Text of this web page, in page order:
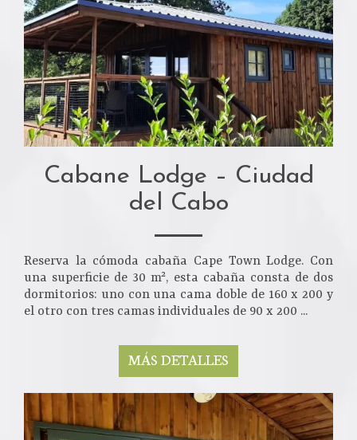
Cabane Lodge – Ciudad
del Cabo
Reserva la cómoda cabaña Cape Town Lodge. Con
una superficie de 30 m², esta cabaña consta de dos
dormitorios: uno con una cama doble de 160 x 200 y
el otro con tres camas individuales de 90 x 200 ...
MÁS DETALLES